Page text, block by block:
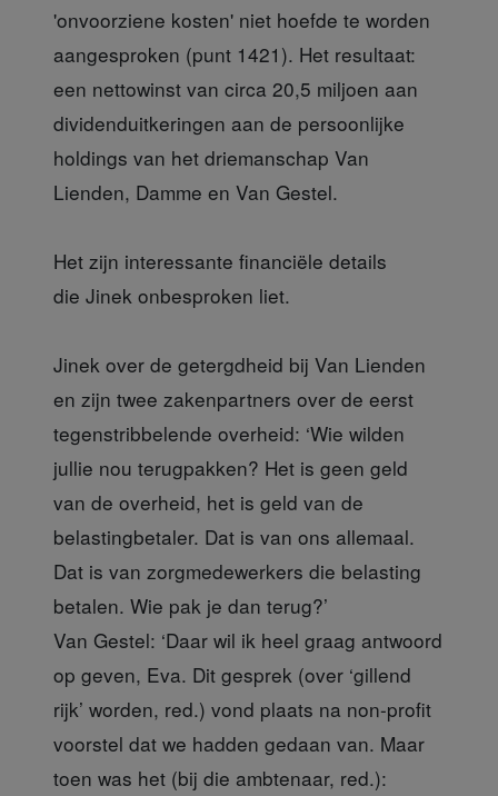
'onvoorziene kosten' niet hoefde te worden
aangesproken (punt 1421). Het resultaat:
een nettowinst van circa 20,5 miljoen aan
dividenduitkeringen aan de persoonlijke
holdings van het driemanschap Van
Lienden, Damme en Van Gestel.
Het zijn interessante financiële details
die Jinek onbesproken liet.
Jinek over de getergdheid bij Van Lienden
en zijn twee zakenpartners over de eerst
tegenstribbelende overheid: ‘Wie wilden
jullie nou terugpakken? Het is geen geld
van de overheid, het is geld van de
belastingbetaler. Dat is van ons allemaal.
Dat is van zorgmedewerkers die belasting
betalen. Wie pak je dan terug?’
Van Gestel: ‘Daar wil ik heel graag antwoord
op geven, Eva. Dit gesprek (over ‘gillend
rijk’ worden, red.) vond plaats na non-profit
voorstel dat we hadden gedaan van. Maar
toen was het (bij die ambtenaar, red.):